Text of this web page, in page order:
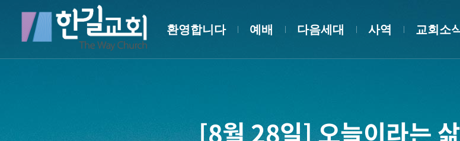
환영합니다 예배 다음세대 사역 교회소
[8월 28일] 오늘이라는